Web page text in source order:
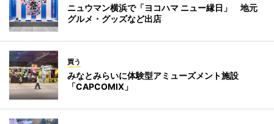
ニュウマン横浜で「ヨコハマ ニュー縁日」 地元
グルメ・グッズなど出店
買う
みなとみらいに体験型アミューズメント施設
「CAPCOMIX」